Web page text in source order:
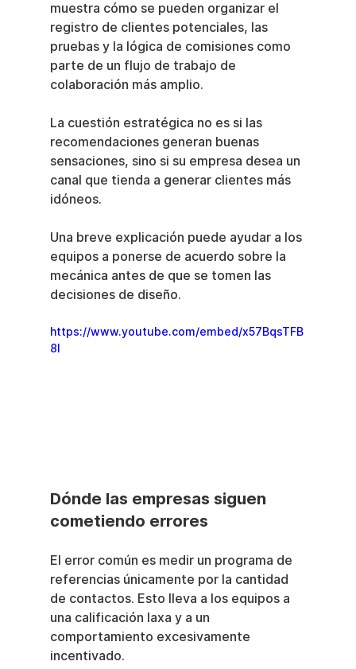
muestra cómo se pueden organizar el
registro de clientes potenciales, las
pruebas y la lógica de comisiones como
parte de un flujo de trabajo de
colaboración más amplio.
La cuestión estratégica no es si las
recomendaciones generan buenas
sensaciones, sino si su empresa desea un
canal que tienda a generar clientes más
idóneos.
Una breve explicación puede ayudar a los
equipos a ponerse de acuerdo sobre la
mecánica antes de que se tomen las
decisiones de diseño.
https://www.youtube.com/embed/x57BqsTFB
8I
Dónde las empresas siguen
cometiendo errores
El error común es medir un programa de
referencias únicamente por la cantidad
de contactos. Esto lleva a los equipos a
una calificación laxa y a un
comportamiento excesivamente
incentivado.